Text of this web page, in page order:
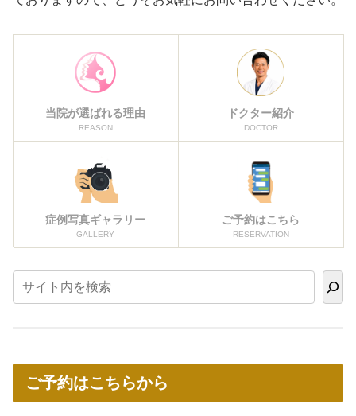
当院が選ばれる理由
REASON
ドクター紹介
DOCTOR
症例写真ギャラリー
GALLERY
ご予約はこちら
RESERVATION
ご予約はこちらから